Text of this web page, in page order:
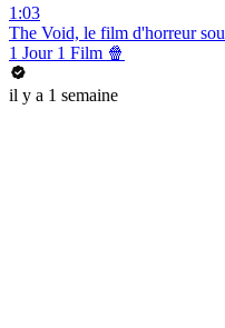
1:03
The Void, le film d'horreur
1 Jour 1 Film 🍿
il y a 1 semaine